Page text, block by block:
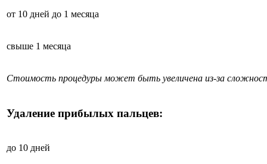
от 10 дней до 1 месяца
свыше 1 месяца
Стоимость процедуры может быть увеличена из-за
Удаление прибылых пальцев:
до 10 дней